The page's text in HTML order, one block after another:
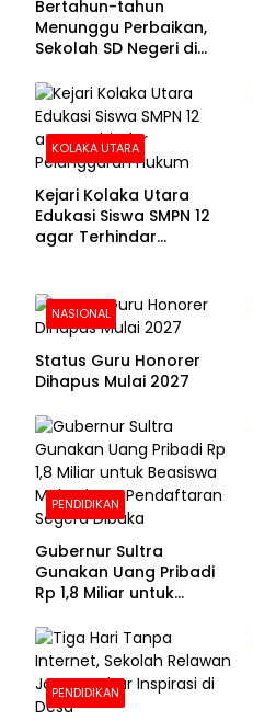
Bertahun-tahun
Menunggu Perbaikan,
Sekolah SD Negeri di
Beralas Tanah dan
Dinding Bolong-bolong
KOLAKA UTARA
Kejari Kolaka Utara
Edukasi Siswa SMPN 12
agar Terhindar
NASIONAL
Status Guru Honorer
Dihapus Mulai 2027
PENDIDIKAN
Gubernur Sultra
Gunakan Uang Pribadi
Rp 1,8 Miliar untuk
Pendaftaran Segera
Dibuka
PENDIDIKAN